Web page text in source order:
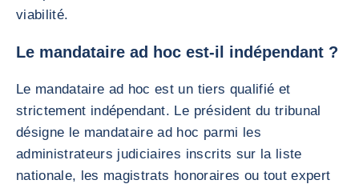
viabilité.
Le mandataire ad hoc est-il indépendant ?
Le mandataire ad hoc est un tiers qualifié et
strictement indépendant. Le président du tribunal
désigne le mandataire ad hoc parmi les
administrateurs judiciaires inscrits sur la liste
nationale, les magistrats honoraires ou tout expert